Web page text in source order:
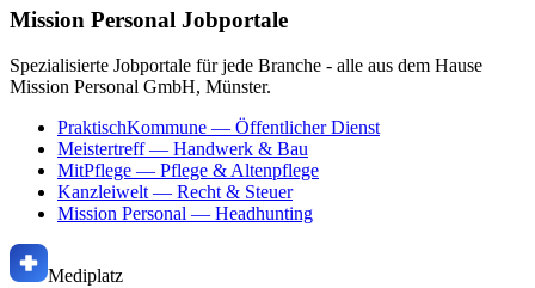
Mission Personal Jobportale
Spezialisierte Jobportale für jede Branche - alle aus dem Hause
Mission Personal GmbH, Münster.
PraktischKommune — Öffentlicher Dienst
Meistertreff— Handwerk & Bau
MitPflege — Pflege & Altenpflege
Kanzleiwelt — Recht & Steuer
Mission Personal — Headhunting
Mediplatz